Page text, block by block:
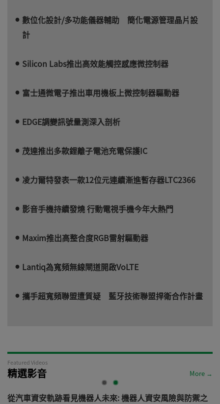
數位化設計/多功能儀器輔助 簡化電源管理晶片設
計
Silicon Labs推出高效能觸控感應微控制器
富士通微電子推出車用機板上微控制器驅動器
EDGE調變訊號量測深入剖析
茂達推出多款鋰離子電池充電保護IC
凌力爾特發表一款12位元連續漸進暫存器LTC2366
影音手機持續發燒 行動電視手機今年大熱門
Maxim推出高整合度RGB雷射驅動器
Lantiq為寬頻無線閘道開啟VoLTE
攜手超寬頻聯盟遭質疑 藍牙技術聯盟捍衛合作計畫
Featured Videos
精選影音 More →
從汽車資安軌跡看見機器人未來: 機器人資安風險與防禦之